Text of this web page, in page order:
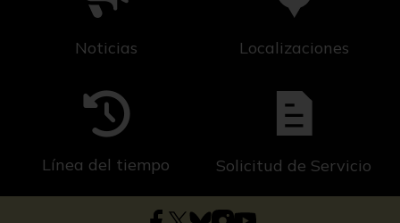
Noticias Localizaciones
Línea del tiempo Solicitud de Servicio